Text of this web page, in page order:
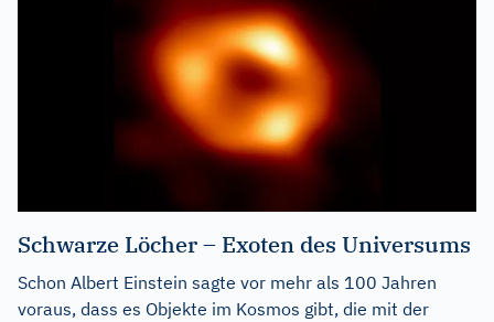
Schwarze Löcher – Exoten des Universums
Schon Albert Einstein sagte vor mehr als 100 Jahren
voraus, dass es Objekte im Kosmos gibt, die mit der